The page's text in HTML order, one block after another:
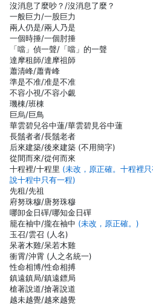
沒消息了麼吵？/沒消息了麼？
一般巨力/一股巨力
兩人仍是/兩人乃是
一個時捶/一個肘捶
「噹」偵一聲/「噹」的一聲
達摩租師/達摩祖師
蕭清峰/蕭青峰
準是不准/准是不准
不容小視/不容小覷
璣棟/班棟
巨烏/巨鳥
華雲碧兒谷中蓮/華雲碧見谷中蓮
長鬚者者/長鬚老者
后來建築/後來建築 (不用簡字)
從間而來/從何而來
十程裡/十程里 (未改，原正確。十程裡
說十程中只有一程)
先租/先祖
府努珠穆/唐努珠穆
哪卸金日磾/哪知金日磾
籠在袖中/攏在袖中 (未改，原正確。)
玉召/雲召 (人名)
呆著木雞/呆若木雞
衝霄/沖霄 (人之名統一)
性命相博/性命相搏
鎮遠鎮局/鎮遠鏢局
槍著說道/搶著說道
越未越覺/越來越覺